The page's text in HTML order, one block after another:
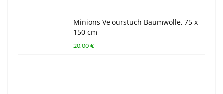
Minions Velourstuch Baumwolle, 75 x
150 cm
20,00 €